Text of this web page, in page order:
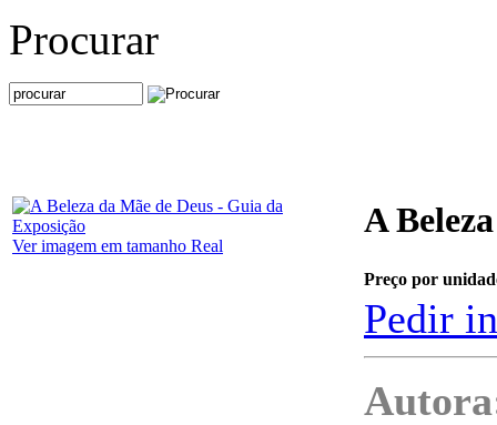
Procurar
Ver imagem em tamanho Real
A
Preço por
Pedir